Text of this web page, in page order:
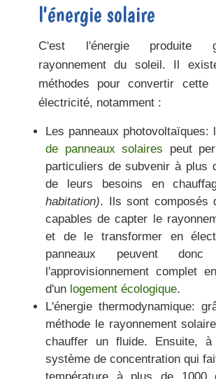
l'énergie solaire
C'est l'énergie produite
rayonnement du soleil. Il
méthodes pour convertir cette
électricité, notamment :
Les panneaux photovoltaïques:
de panneaux solaires peut
particuliers de subvenir à plus
de leurs besoins en
habitation). Ils sont composés
capables de capter le
et de le transformer en
panneaux peuvent donc
l'approvisionnement complet
d'un logement écologique.
L'énergie thermodynamique:
méthode le rayonnement
chauffer un fluide. Ensuite,
système de concentration qui